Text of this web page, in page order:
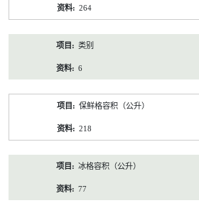
264
类别
6
保鲜格容积（公升）
218
冰格容积（公升）
77